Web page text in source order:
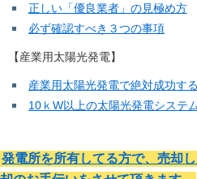
正しい「優良業者」の見極め方
必ず確認すべき３つの事項
【産業用太陽光発電】
産業用太陽光発電で絶対成功す
10ｋW以上の太陽光発電システ
発電所を所有してる方で、売却